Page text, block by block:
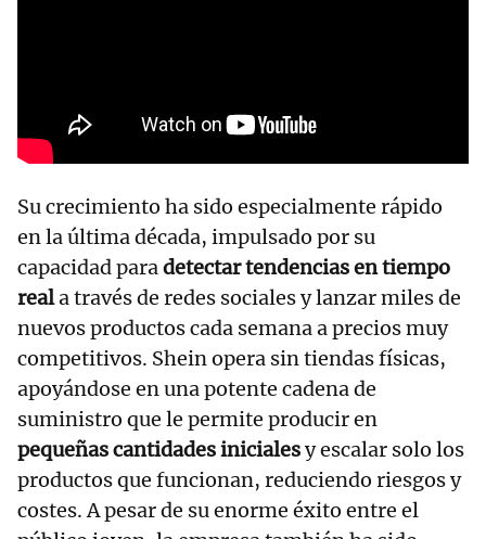
Su crecimiento ha sido especialmente rápido
en la última década, impulsado por su
capacidad paradetectar tendencias en tiempo
reala través de redes sociales y lanzar miles de
nuevos productos cada semana a precios muy
competitivos. Shein opera sin tiendas físicas,
apoyándose en una potente cadena de
suministro que le permite producir en
pequeñas cantidades inicialesy escalar solo los
productos que funcionan, reduciendo riesgos y
costes. A pesar de su enorme éxito entre el